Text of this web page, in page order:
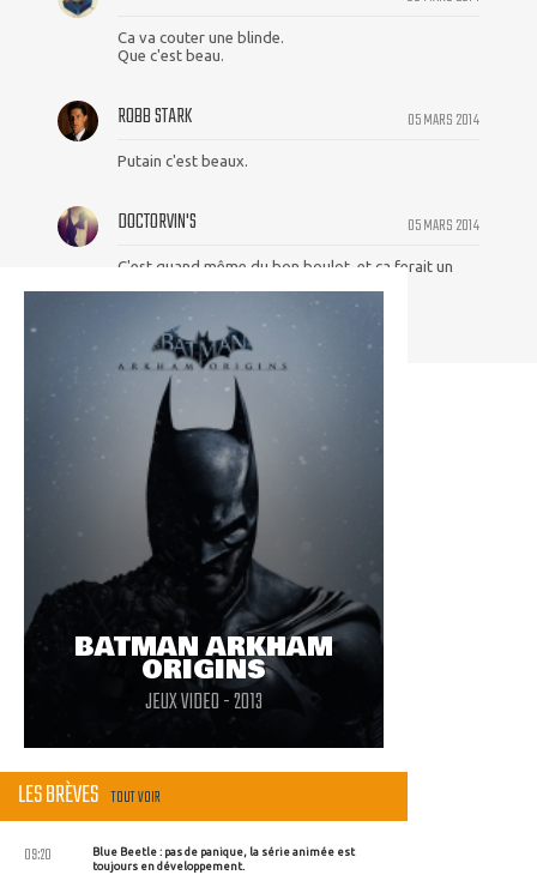
Ca va couter une blinde.
Que c'est beau.
05 MARS 2014
ROBB STARK
Putain c'est beaux.
05 MARS 2014
DOCTORVIN'S
C'est quand même du bon boulot, et ça ferait un
BATMAN ARKHAM
ORIGINS
JEUX VIDEO - 2013
LES BRÈVES TOUT VOIR
Blue Beetle : pas de panique, la série animée est
toujours en développement.
09:20